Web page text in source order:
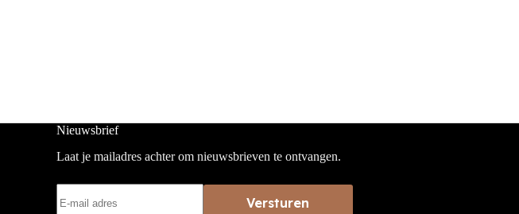
Nieuwsbrief
Laat je mailadres achter om nieuwsbrieven te ontvangen.